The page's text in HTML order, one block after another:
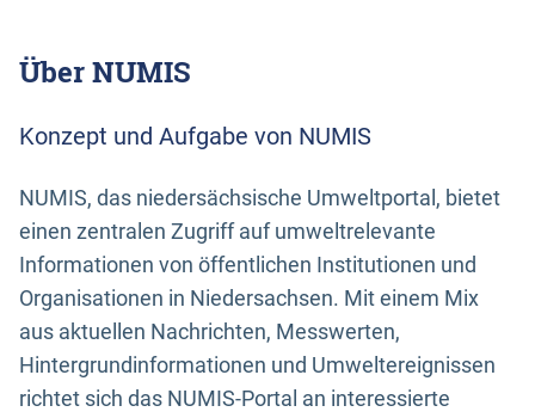
Über NUMIS
Konzept und Aufgabe von NUMIS
NUMIS, das niedersächsische Umweltportal, bietet
einen zentralen Zugriff auf umweltrelevante
Informationen von öffentlichen Institutionen und
Organisationen in Niedersachsen. Mit einem Mix
aus aktuellen Nachrichten, Messwerten,
Hintergrundinformationen und Umweltereignissen
richtet sich das NUMIS-Portal an interessierte